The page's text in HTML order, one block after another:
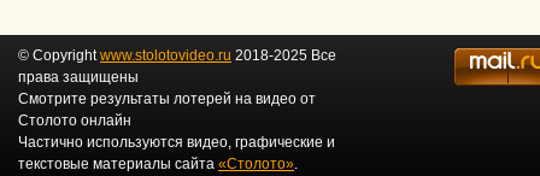
© Copyrightwww.stolotovideo.ru 2018-2025 Все
права защищены
Смотрите результаты лотерей на видео от
Столото онлайн
Частично используются видео, графические и
текстовые материалы сайта «Столото».